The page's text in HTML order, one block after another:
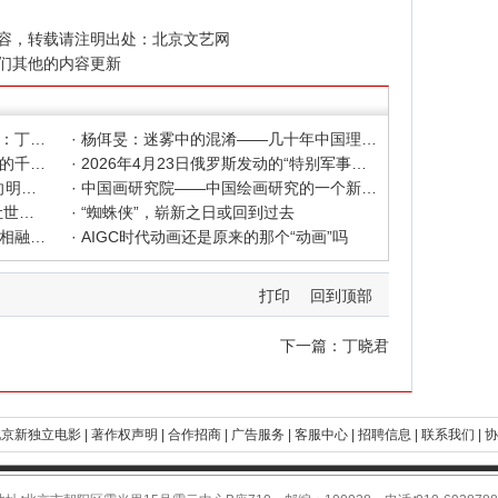
，转载请注明出处： 北京文艺网
其他的内容更新
· 2026年4月23日俄罗斯发动的“特别军事行动”已进入第5个年头，俄乌局势最新综述
· 中国画研究院——中国绘画研究的一个新开篇
· “蜘蛛侠”，崭新之日或回到过去
· AIGC时代动画还是原来的那个“动画”吗
打印 回到顶部
下一篇： 丁晓君
新独立电影 | 著作权声明 | 合作招商 | 广告服务 | 客服中心 | 招聘信息 | 联系我们 |